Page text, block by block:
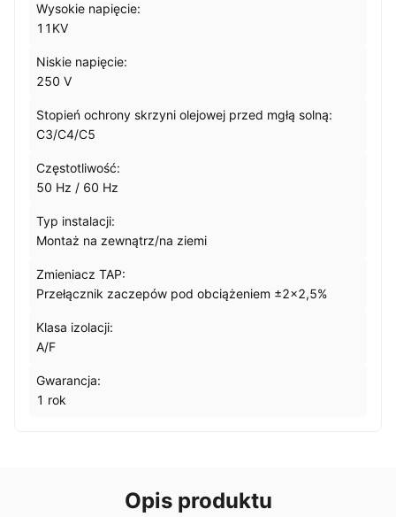
Wysokie napięcie:
11KV
Niskie napięcie:
250 V
Stopień ochrony skrzyni olejowej przed mgłą solną:
C3/C4/C5
Częstotliwość:
50 Hz / 60 Hz
Typ instalacji:
Montaż na zewnątrz/na ziemi
Zmieniacz TAP:
Przełącznik zaczepów pod obciążeniem ±2×2,5%
Klasa izolacji:
A/F
Gwarancja:
1 rok
Opis produktu